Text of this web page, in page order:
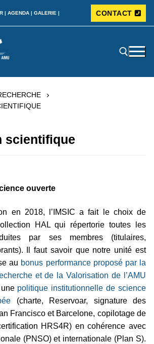
| AGENDA | GALERIE | CONTACT
scientifique
ouverte
en 2018, l’IMSIC a fait le choix de
HAL qui répertorie toutes les
par ses membres (titulaires,
Il faut savoir que notre unité est
au bonus performance proposé par la
et de la Valorisation de l’AMU
politique institutionnelle de science
(charte, Reservoar, signature des
Francisco et Barcelone, copilotage de
HRS4R) en cohérence avec
(PNSO) et internationale (Plan S).